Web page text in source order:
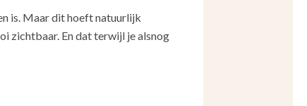
is. Maar dit hoeft natuurlijk
zichtbaar. En dat terwijl je alsnog